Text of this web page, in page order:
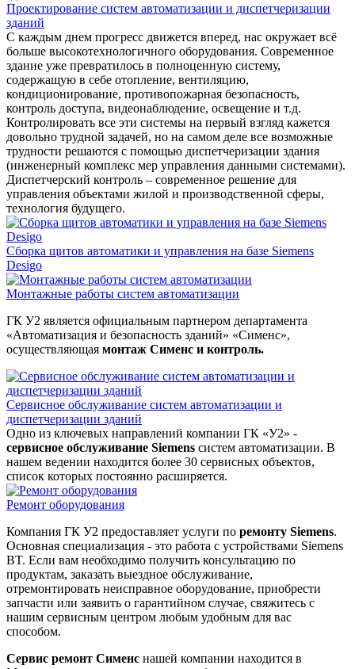
Проектирование систем автоматизации и диспетчеризации
зданий
С каждым днем прогресс движется вперед, нас окружает всё
больше высокотехнологичного оборудования. Современное
здание уже превратилось в полноценную систему,
содержащую в себе отопление, вентиляцию,
кондиционирование, противопожарная безопасность,
контроль доступа, видеонаблюдение, освещение и т.д.
Контролировать все эти системы на первый взгляд кажется
довольно трудной задачей, но на самом деле все возможные
трудности решаются с помощью диспетчеризации здания
(инженерный комплекс мер управления данными системами).
Диспетчерский контроль – современное решение для
управления объектами жилой и производственной сферы,
технология будущего.
Сборка щитов автоматики и управления на базе Siemens
Desigo
Монтажные работы систем автоматизации
ГК У2 является официальным партнером департамента
«Автоматизация и безопасность зданий» «Сименс»,
осуществляющая монтаж Сименс и контроль.
Сервисное обслуживание систем автоматизации и
диспетчеризации зданий
Одно из ключевых направлений компании ГК «У2» -
сервисное обслуживание Siemens систем автоматизации. В
нашем ведении находится более 30 сервисных объектов,
список которых постоянно расширяется.
Ремонт оборудования
Компания ГК У2 предоставляет услуги по ремонту Siemens.
Основная специализация - это работа с устройствами Siemens
BT. Если вам необходимо получить консультацию по
продуктам, заказать выездное обслуживание,
отремонтировать неисправное оборудование, приобрести
запчасти или заявить о гарантийном случае, свяжитесь с
нашим сервисным центром любым удобным для вас
способом.
Сервис ремонт Сименс нашей компании находится в